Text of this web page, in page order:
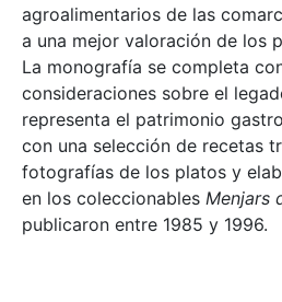
agroalimentarios de las
a una mejor valoración de los
La monografía se completa
consideraciones sobre el
representa el patrimonio
con una selección de recetas
fotografías de los platos y
en los coleccionables Menjars
publicaron entre 1985 y 1996.